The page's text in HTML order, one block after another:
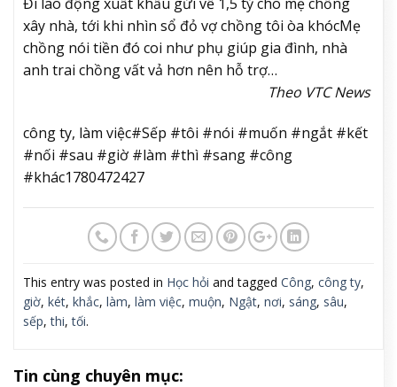
xây nhà, tới khi nhìn sổ đỏ vợ chồng tôi òa khócMẹ
chồng nói tiền đó coi như phụ giúp gia đình, nhà
anh trai chồng vất vả hơn nên hỗ trợ…
Theo VTC News
công ty, làm việc#Sếp #tôi #nói #muốn #ngắt #kết
#nối #sau #giờ #làm #thì #sang #công
#khác1780472427
This entry was posted in Học hỏi and tagged Công, công ty,
giờ, két, khắc, làm, làm việc, muộn, Ngật, nơi, sáng, sâu,
sếp,thi,tối.
Tin cùng chuyên mục: